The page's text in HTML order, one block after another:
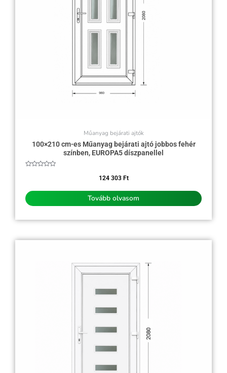
Műanyag bejárati ajtók
100×210 cm-es Műanyag bejárati ajtó jobbos fehér
színben, EUROPA5 díszpanellel
124 303 Ft
Tovább olvasom